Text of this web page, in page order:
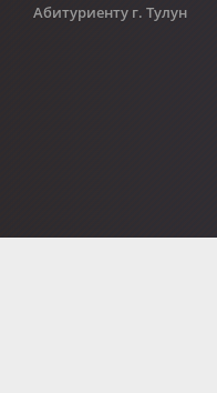
Абитуриенту г. Тулун